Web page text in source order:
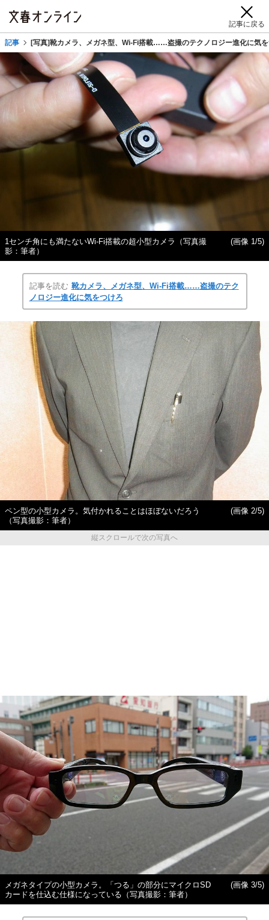
記事に戻る
記事 [写真]靴カメラ、メガネ型、Wi-Fi搭載……盗撮のテクノロジー進化に気
1センチ角にも満たないWi-Fi搭載の超小型カメラ（写真撮
影：筆者）
(画像 1/5)
記事を読む 靴カメラ、メガネ型、Wi-Fi搭載……盗撮のテク
ノロジー進化に気をつけろ
ペン型の小型カメラ。気付かれることはほぼないだろう
（写真撮影：筆者）
(画像 2/5)
縦スクロールで次の写真へ
メガネタイプの小型カメラ。「つる」の部分にマイクロSD
カードを仕込む仕様になっている（写真撮影：筆者）
(画像 3/5)